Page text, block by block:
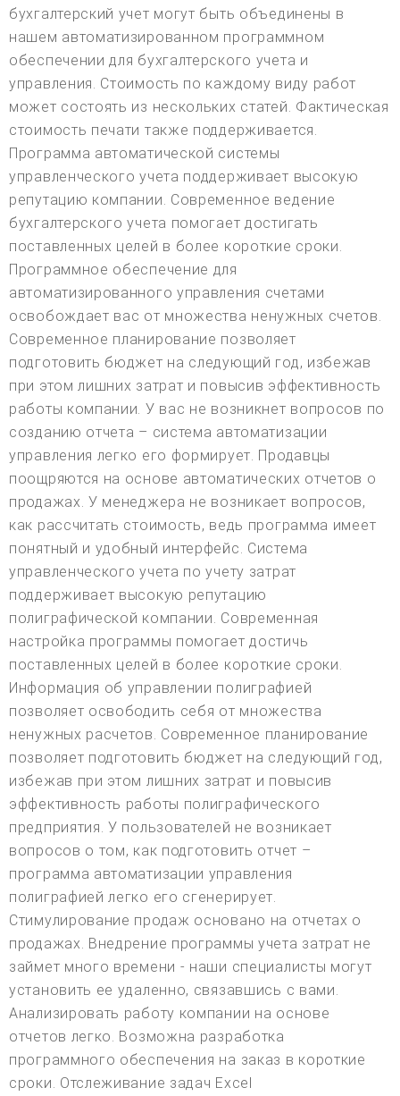
бухгалтерский учет могут быть объединены в
нашем автоматизированном программном
обеспечении для бухгалтерского учета и
управления. Стоимость по каждому виду работ
может состоять из нескольких статей. Фактическая
стоимость печати также поддерживается.
Программа автоматической системы
управленческого учета поддерживает высокую
репутацию компании. Современное ведение
бухгалтерского учета помогает достигать
поставленных целей в более короткие сроки.
Программное обеспечение для
автоматизированного управления счетами
освобождает вас от множества ненужных счетов.
Современное планирование позволяет
подготовить бюджет на следующий год, избежав
при этом лишних затрат и повысив эффективность
работы компании. У вас не возникнет вопросов по
созданию отчета – система автоматизации
управления легко его формирует. Продавцы
поощряются на основе автоматических отчетов о
продажах. У менеджера не возникает вопросов,
как рассчитать стоимость, ведь программа имеет
понятный и удобный интерфейс. Система
управленческого учета по учету затрат
поддерживает высокую репутацию
полиграфической компании. Современная
настройка программы помогает достичь
поставленных целей в более короткие сроки.
Информация об управлении полиграфией
позволяет освободить себя от множества
ненужных расчетов. Современное планирование
позволяет подготовить бюджет на следующий год,
избежав при этом лишних затрат и повысив
эффективность работы полиграфического
предприятия. У пользователей не возникает
вопросов о том, как подготовить отчет –
программа автоматизации управления
полиграфией легко его сгенерирует.
Стимулирование продаж основано на отчетах о
продажах. Внедрение программы учета затрат не
займет много времени - наши специалисты могут
установить ее удаленно, связавшись с вами.
Анализировать работу компании на основе
отчетов легко. Возможна разработка
программного обеспечения на заказ в короткие
сроки. Отслеживание задач Excel